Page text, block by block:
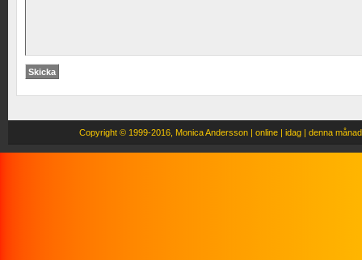
Copyright © 1999-2016, Monica Andersson | online | idag | denna